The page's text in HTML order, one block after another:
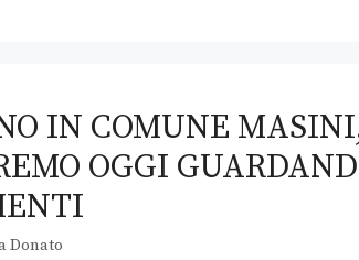
IN COMUNE
OGGI
Donato